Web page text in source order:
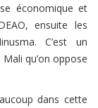
économique et
ensuite les
C’est un
qu’on oppose
dans cette